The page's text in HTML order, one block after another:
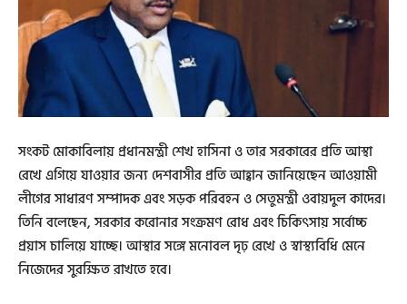
সংকট মোকাবিলায় প্রধানমন্ত্রী শেখ হাসিনা ও তার সরকারের প্রতি আস্থা
রেখে এগিয়ে যাওয়ার জন্য দেশবাসীর প্রতি আহ্বান জানিয়েছেন আওয়ামী
লীগের সাধারণ সম্পাদক এবং সড়ক পরিবহন ও সেতুমন্ত্রী ওবায়দুল কাদের।
তিনি বলেছেন, সরকার করোনার সংক্রমণ রোধ এবং চিকিৎসায় সর্বোচ্চ
প্রয়াস চালিয়ে যাচ্ছে। আস্থার সঙ্গে মনোবল দৃঢ় রেখে ও স্বাস্থ্যবিধি মেনে
নিজেদের সুরক্ষিত রাখতে হবে।